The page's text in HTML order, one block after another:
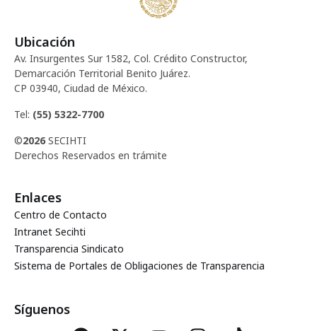
Ubicación
Av. Insurgentes Sur 1582, Col. Crédito Constructor,
Demarcación Territorial Benito Juárez.
CP 03940, Ciudad de México.
Tel: (55) 5322-7700
©2026 SECIHTI
Derechos Reservados en trámite
Enlaces
Centro de Contacto
Intranet Secihti
Transparencia Sindicato
Sistema de Portales de Obligaciones de Transparencia
Síguenos